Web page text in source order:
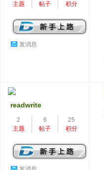
主题
帖子
积分
发消息
readwrite
2
主题
6
帖子
25
积分